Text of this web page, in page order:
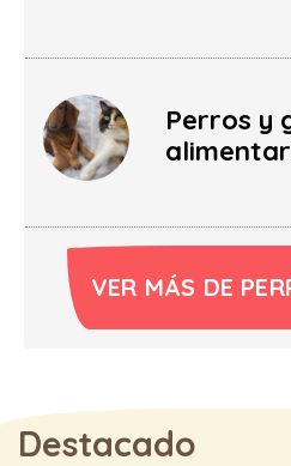
Perros y
VER MÁS DE
Destacado